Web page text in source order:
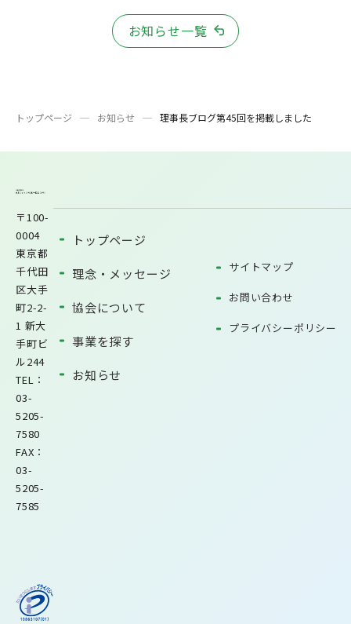
お知らせ一覧
トップページ お知らせ 理事長ブログ第45回を掲載しました
〒100-
0004
東京都
千代田
区大手
町2-2-
1 新大
手町ビ
ル244
TEL：
03-
5205-
7580
FAX：
03-
5205-
7585
トップページ
理念・メッセージ
協会について
事業を探す
お知らせ
サイトマップ
お問い合わせ
プライバシーポリシー